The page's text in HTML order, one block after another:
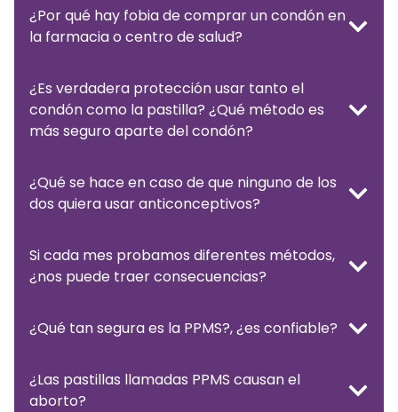
¿Por qué hay fobia de comprar un condón en
la farmacia o centro de salud?
¿Es verdadera protección usar tanto el
condón como la pastilla? ¿Qué método es
más seguro aparte del condón?
¿Qué se hace en caso de que ninguno de los
dos quiera usar anticonceptivos?
Si cada mes probamos diferentes métodos,
¿nos puede traer consecuencias?
¿Qué tan segura es la PPMS?, ¿es confiable?
¿Las pastillas llamadas PPMS causan el
aborto?